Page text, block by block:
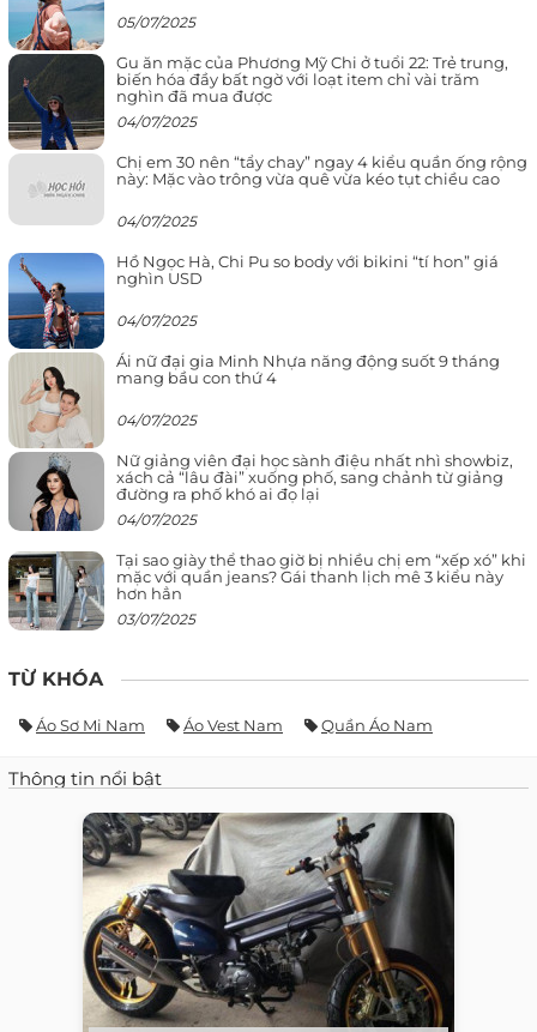
05/07/2025
Gu ăn mặc của Phương Mỹ Chi ở tuổi 22: Trẻ trung,
biến hóa đầy bất ngờ với loạt item chỉ vài trăm
nghìn đã mua được
04/07/2025
Chị em 30 nên “tẩy chay” ngay 4 kiểu quần ống rộng
này: Mặc vào trông vừa quê vừa kéo tụt chiều cao
04/07/2025
Hồ Ngọc Hà, Chi Pu so body với bikini “tí hon” giá
nghìn USD
04/07/2025
Ái nữ đại gia Minh Nhựa năng động suốt 9 tháng
mang bầu con thứ 4
04/07/2025
Nữ giảng viên đại học sành điệu nhất nhì showbiz,
xách cả “lâu đài” xuống phố, sang chảnh từ giảng
đường ra phố khó ai đọ lại
04/07/2025
Tại sao giày thể thao giờ bị nhiều chị em “xếp xó” khi
mặc với quần jeans? Gái thanh lịch mê 3 kiểu này
hơn hẳn
03/07/2025
TỪ KHÓA
Áo Sơ Mi Nam Áo Vest Nam Quần Áo Nam
Thông tin nổi bật